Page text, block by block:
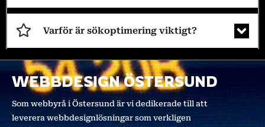
Varför är sökoptimering viktigt?
WEBBDESIGN ÖSTERSUND
Som webbyrå i Östersund är vi dedikerade till att
leverera webbdesignlösningar som verkligen